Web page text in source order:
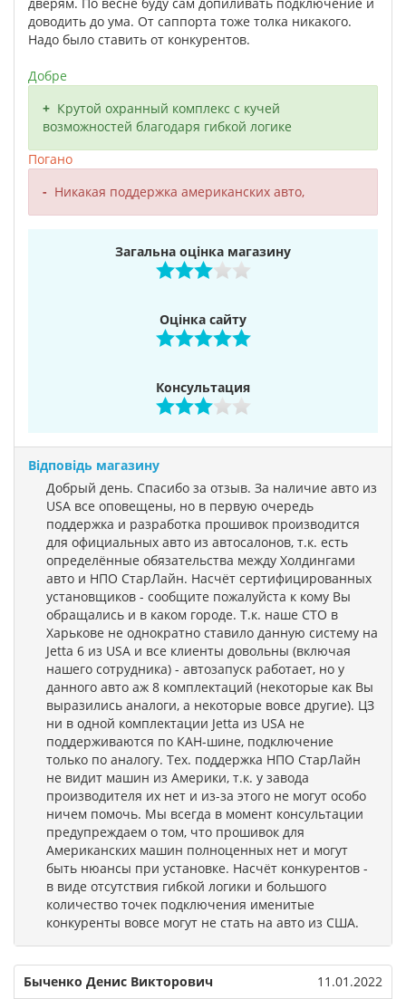
доводить до ума. От саппорта тоже толка никакого.
Надо было ставить от конкурентов.
Добре
Крутой охранный комплекс с кучей
возможностей благодаря гибкой логике
Погано
Никакая поддержка американских авто,
Загальна оцінка магазину
Оцінка сайту
Консультация
Відповідь магазину
Добрый день. Спасибо за отзыв. За наличие авто из
USA все оповещены, но в первую очередь
поддержка и разработка прошивок производится
для официальных авто из автосалонов, т.к. есть
определённые обязательства между Холдингами
авто и НПО СтарЛайн. Насчёт сертифицированных
установщиков - сообщите пожалуйста к кому Вы
обращались и в каком городе. Т.к. наше СТО в
Харькове не однократно ставило данную систему на
Jetta 6 из USA и все клиенты довольны (включая
нашего сотрудника) - автозапуск работает, но у
данного авто аж 8 комплектаций (некоторые как Вы
выразились аналоги, а некоторые вовсе другие). ЦЗ
ни в одной комплектации Jetta из USA не
поддерживаются по КАН-шине, подключение
только по аналогу. Тех. поддержка НПО СтарЛайн
не видит машин из Америки, т.к. у завода
производителя их нет и из-за этого не могут особо
ничем помочь. Мы всегда в момент консультации
предупреждаем о том, что прошивок для
Американских машин полноценных нет и могут
быть нюансы при установке. Насчёт конкурентов -
в виде отсутствия гибкой логики и большого
количество точек подключения именитые
конкуренты вовсе могут не стать на авто из США.
Быченко Денис Викторович 11.01.2022